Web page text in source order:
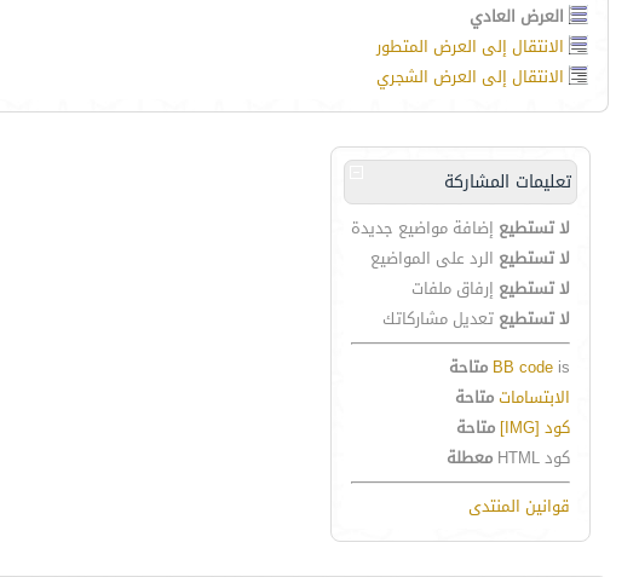
العرض العادي
الانتقال إلى العرض المتطور
الانتقال إلى العرض الشجري
تعليمات المشاركة
لا تستطيع إضافة مواضيع جديدة
لا تستطيع الرد على المواضيع
لا تستطيع إرفاق ملفات
لا تستطيع تعديل مشاركاتك
BB code is
متاحة
الابتساماتمتاحة
كود [IMG]
متاحة
كود HTML
معطلة
قوانين المنتدى